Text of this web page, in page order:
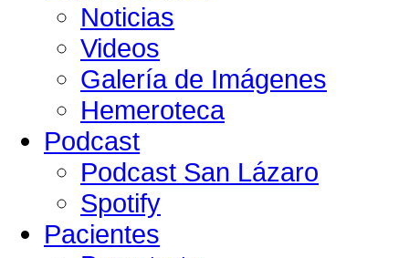
Noticias
Videos
Galería de Imágenes
Hemeroteca
Podcast
Podcast San Lázaro
Spotify
Pacientes